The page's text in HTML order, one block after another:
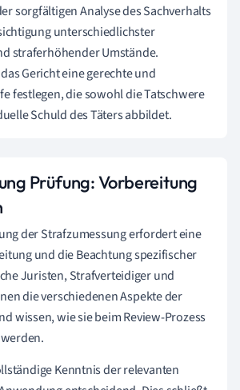
sorgfältigen Analyse des Sachverhalts
unterschiedlichster
straferhöhender Umstände.
Gericht eine gerechte und
festlegen, die sowohl die Tatschwere
Schuld des Täters abbildet.
Prüfung: Vorbereitung
der Strafzumessung erfordert eine
und die Beachtung spezifischer
Juristen, Strafverteidiger und
die verschiedenen Aspekte der
wissen, wie sie beim Review-Prozess
Kenntnis der relevanten